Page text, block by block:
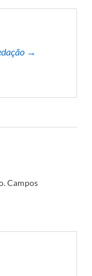
→
Campos